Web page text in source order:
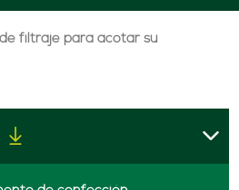
filtraje para acotar su